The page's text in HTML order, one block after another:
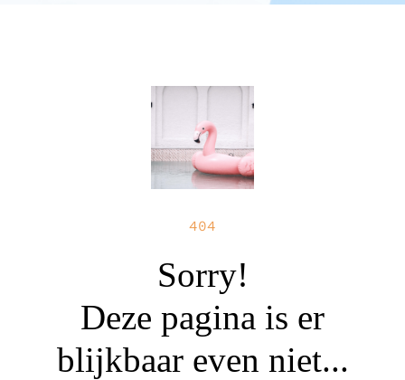
404
Sorry!
Deze pagina is er
blijkbaar even niet...